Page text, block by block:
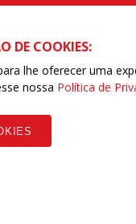
Pinto nº 575 CEP 03041-
3.960 - Entidades Filiadas
DE COOKIES:
lhe oferecer uma
nossa Política de